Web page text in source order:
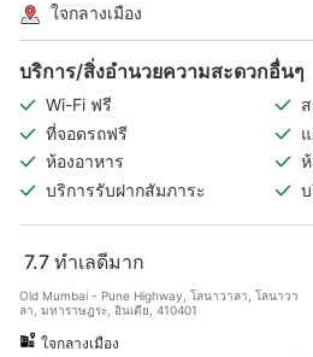
ใจกลางเมือง
บริการ/สิ่งอำนวยความสะดวกอื่นๆ
Wi-Fi ฟรี
ที่จอดรถฟรี
ห้องอาหาร
บริการรับฝากสัมภาระ
7.7 ทำเลดีมาก
Old Mumbai - Pune Highway, โลนาวาลา, โลนาวา
ลา, มหาราษฎระ, อินเดีย, 410401
ใจกลางเมือง